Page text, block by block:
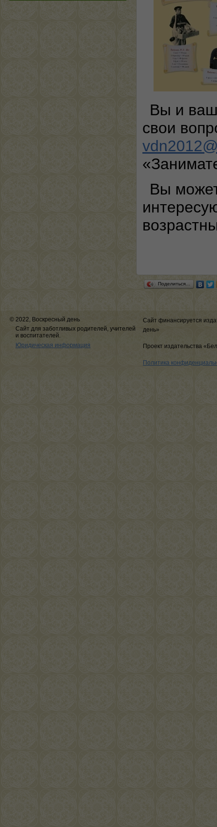
Вы и
свои
Вы
Поделиться…
© 2022, Воскресный день
Сайт для заботливых родителей, учителей
и воспитателей.
Юридическая информация
Сайт финансируется
день»
Проект издательства
Политика